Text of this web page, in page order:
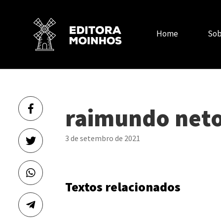
Home
raimundo
3 de setembro de 2021
Textos relacionados